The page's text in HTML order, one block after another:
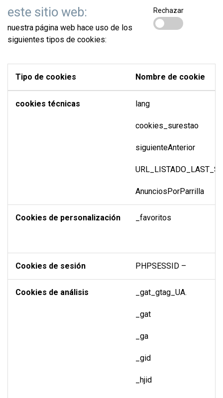
este sitio web:
nuestra página web hace uso de los
siguientes tipos de cookies:
Rechazar
Tipo de cookies Nombre de cookie
cookies técnicas lang
cookies_surestao
siguienteAnterior
AnunciosPorParrilla
Cookies de personalización _favoritos
Cookies de sesión PHPSESSID –
Cookies de análisis _gat_gtag_UA.
_gat
_ga
_gid
_hjid